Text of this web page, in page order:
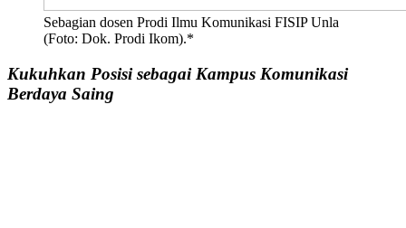
Sebagian dosen Prodi Ilmu Komunikasi FISIP Unla
(Foto: Dok. Prodi Ikom).*
Kukuhkan Posisi sebagai Kampus Komunikasi
Berdaya Saing